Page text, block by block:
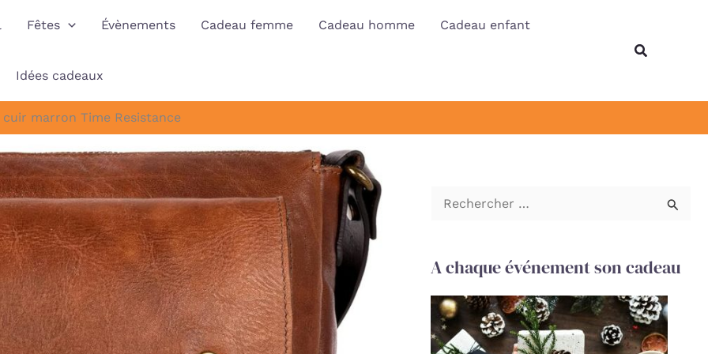
Fêtes Évènements Cadeau femme Cadeau homme Cadeau enfant
Idées cadeaux
marron Time Resistance
c
e
r
A chaque événement son cadeau